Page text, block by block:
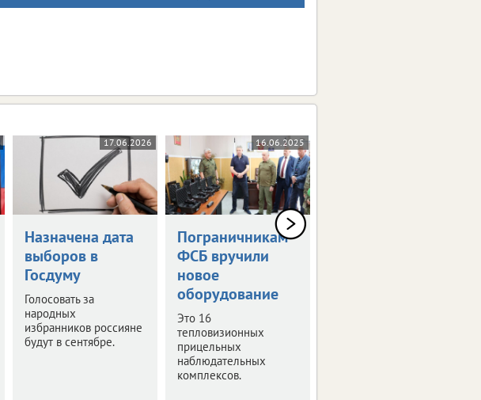
17.06.2026
Назначена дата
выборов в
Госдуму
Голосовать за
народных
избранников россияне
будут в сентябре.
16.06.2025
Пограничникам
ФСБ вручили
новое
оборудование
Это 16
тепловизионных
прицельных
наблюдательных
комплексов.